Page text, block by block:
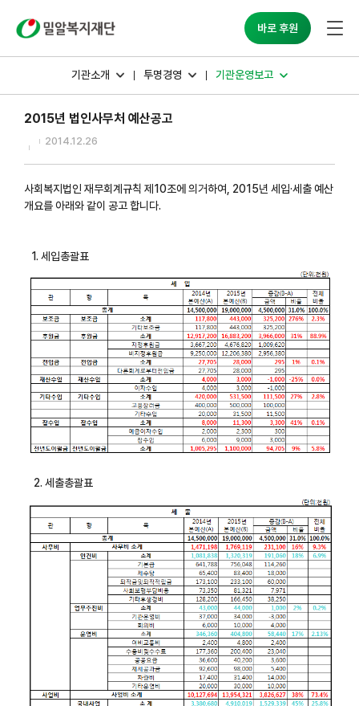
바로 후원
기관소개 투명경영 기관운영보고
2015년 법인사무처 예산공고
2014.12.26
사회복지법인 재무회계규칙 제10조에 의거하여, 2015년 세입·세출 예산
개요를 아래와 같이 공고 합니다.
1. 세입총괄표
2. 세출총괄표